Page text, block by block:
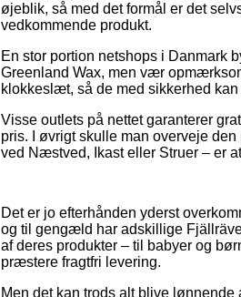
øjeblik, så med det formål er det
vedkommende produkt.
En stor portion netshops i Danmark
Greenland Wax, men vær
klokkeslæt, så de med sikkerhed
Visse outlets på nettet garanterer
pris. I øvrigt skulle man overveje
ved Næstved, Ikast eller Struer – er
Det er jo efterhånden yderst
og til gengæld har adskillige
af deres produkter – til babyer og
præstere fragtfri levering.
Men det kan trods alt blive